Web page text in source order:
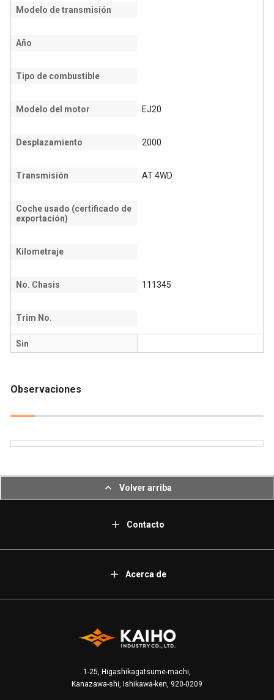
Modelo de transmisión
Año
Tipo de combustible
Modelo del motor EJ20
Desplazamiento 2000
Transmisión AT 4WD
Coche usado (certificado de
exportación)
Kilometraje
No. Chasis 111345
Trim No.
Sin
Observaciones
Volver arriba
Contacto
Acerca de
1-25, Higashikagatsume-machi,
Kanazawa-shi, Ishikawa-ken, 920-0209